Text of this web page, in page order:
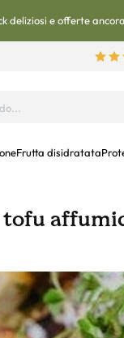
deliziosi e offerte
Frutta disidratata
tofu